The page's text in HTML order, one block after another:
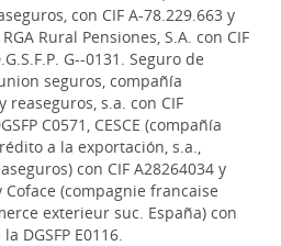
con CIF A-78.229.663 y
Rural Pensiones, S.A. con CIF
G--0131. Seguro de
seguros, compañía
s.a. con CIF
C0571, CESCE (compañía
a la exportación, s.a.,
con CIF A28264034 y
Coface (compagnie francaise
exterieur suc. España) con
DGSFP E0116.